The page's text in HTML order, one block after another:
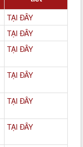
TẠI ĐÂY
TẠI ĐÂY
TẠI ĐÂY
TẠI ĐÂY
TẠI ĐÂY
TẠI ĐÂY